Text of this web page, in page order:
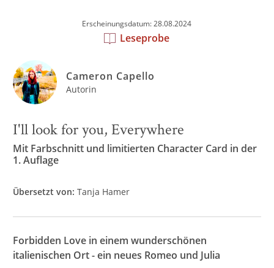
Erscheinungsdatum: 28.08.2024
Leseprobe
Cameron Capello
Autorin
I'll look for you, Everywhere
Mit Farbschnitt und limitierten Character Card in der
1. Auflage
Übersetzt von: Tanja Hamer
Forbidden Love in einem wunderschönen
italienischen Ort - ein neues Romeo und Julia